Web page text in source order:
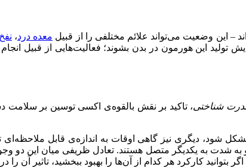
– این وضعیت می‌تواند علائم مختلفی را از قبیل معده درد، نفخ
این هورمون در بدن بشوند؛‌ فعالیت‌هایی از قبیل
شناختی، تاکید بر نقش بالقوه‌ی اکسی توسین بر
شود، دیگری نیز گاهی اوقات به اندازه‌ی قابل
شدت به یکدیگر متصل هستند. تعادل ظریفی میان این دو
بتوانید کارکرد هر کدام از آن‌ها را بهبود ببخشید، تاثیر آن